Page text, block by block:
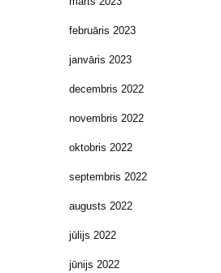
februāris 2023
janvāris 2023
decembris 2022
novembris 2022
oktobris 2022
septembris 2022
augusts 2022
jūlijs 2022
jūnijs 2022